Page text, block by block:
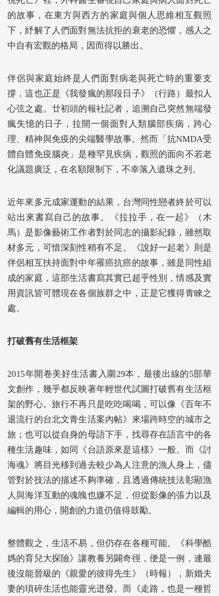
的故事，在東方與西方的家庭與個人思維相互觀照
下，紓解了人們面對無法抗拒的衰老的恐懼，感人之
中自有宏觀的格局，因而得以勝出。
伴侶與家庭始終是人們面對病老與死亡時的重要支
撐，這也正是《我發瘋的那段日子》（行路）最扣人
心弦之處。廿初頭的報社記者，追溯自己突然無端發
瘋失憶的日子，拉開一個面對人類腦部疾病，跨心
理、精神與免疫的尖端醫學故事。然而「抗NMDA受
體自體免疫腦炎」是種罕見疾病，觀照的面向不若老
化議題廣泛，在名額限制下，不幸落入遺珠之列。
近年來多元成家運動的結果，台灣同性戀者終於可以
站出來書寫自己的故事。《拉拉手，在一起》（木
馬）是影像藝術工作者對於同志的攝影紀錄，雖然取
材多元，可惜深刻性稍有不足。《說好一起老》則是
伴侶相互扶持面對中年罹癌抗癌的故事，雖是同性組
成的家庭，這部生活書寫其實已超乎性別，情感及實
用資訊皆可體現在各個族群之中，正是它獲得青睞之
處。
打破舊有生活框架
2015年開卷美好生活書入圍29本，最後出線的5部華
文創作，幾乎都反映著年輕世代試圖打破舊有生活框
架的野心。旅行不再只是吃吃喝喝，可以像《百年不
退流行的台北文青生活案內帖》來場跨時空的城市之
旅；也可以從自身的母語下手，找尋存在語言中的各
種生活趣味，如同《台語原來是這樣》一般。而《討
海魂》將目光移到過去較少為人注意的漁人身上，儘
管對於技法的描述不夠準確，且透過傳統技法彰顯漁
人與海洋互動的魂魄也嫌不足，但從影像的張力以及
編輯的用心，開創的力道仍值得鼓勵。
整體觀之，生活不易，但仍存在各種可能。《科學酷
媽的育兒大探險》讓教養另闢奇徑，便是一例，連最
後沒能晉級的《親愛的彼得先生》（時報），新婚夫
妻的瑣碎生活也能靈光迸發。而《走路，也是一種哲